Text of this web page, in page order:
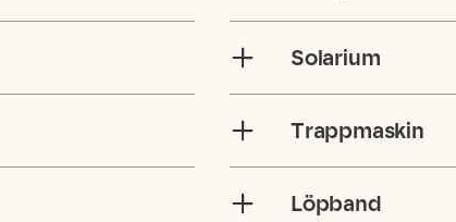
Solarium
Trappmaskin
Löpband